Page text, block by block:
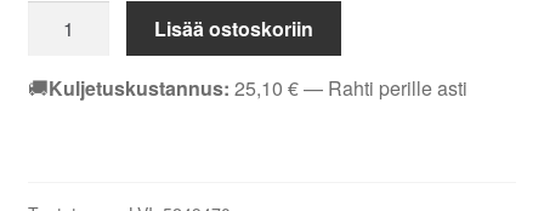
Käyttövedenlämmitin
OSO
Wally
Lisää ostoskoriin
🚚Kuljetuskustannus: 25,10 €— Rahti perille asti